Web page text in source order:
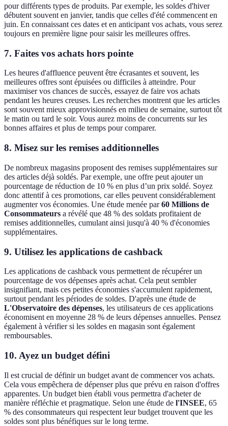
pour différents types de produits. Par exemple, les soldes d'hiver
débutent souvent en janvier, tandis que celles d'été commencent en
juin. En connaissant ces dates et en anticipant vos achats, vous serez
toujours en première ligne pour saisir les meilleures offres.
7. Faites vos achats hors pointe
Les heures d'affluence peuvent être écrasantes et souvent, les
meilleures offres sont épuisées ou difficiles à atteindre. Pour
maximiser vos chances de succès, essayez de faire vos achats
pendant les heures creuses. Les recherches montrent que les articles
sont souvent mieux approvisionnés en milieu de semaine, surtout tôt
le matin ou tard le soir. Vous aurez moins de concurrents sur les
bonnes affaires et plus de temps pour comparer.
8. Misez sur les remises additionnelles
De nombreux magasins proposent des remises supplémentaires sur
des articles déjà soldés. Par exemple, une offre peut ajouter un
pourcentage de réduction de 10 % en plus d’un prix soldé. Soyez
donc attentif à ces promotions, car elles peuvent considérablement
augmenter vos économies. Une étude menée par60 Millions de
Consommateurs a révélé que 48 % des soldats profitaient de
remises additionnelles, cumulant ainsi jusqu'à 40 % d'économies
supplémentaires.
9. Utilisez les applications de cashback
Les applications de cashback vous permettent de récupérer un
pourcentage de vos dépenses après achat. Cela peut sembler
insignifiant, mais ces petites économies s'accumulent rapidement,
surtout pendant les périodes de soldes. D'après une étude de
L'Observatoire des dépenses, les utilisateurs de ces applications
économisent en moyenne 28 % de leurs dépenses annuelles. Pensez
également à vérifier si les soldes en magasin sont également
remboursables.
10. Ayez un budget défini
Il est crucial de définir un budget avant de commencer vos achats.
Cela vous empêchera de dépenser plus que prévu en raison d'offres
apparentes. Un budget bien établi vous permettra d'acheter de
manière réfléchie et pragmatique. Selon une étude de l'INSEE, 65
% des consommateurs qui respectent leur budget trouvent que les
soldes sont plus bénéfiques sur le long terme.